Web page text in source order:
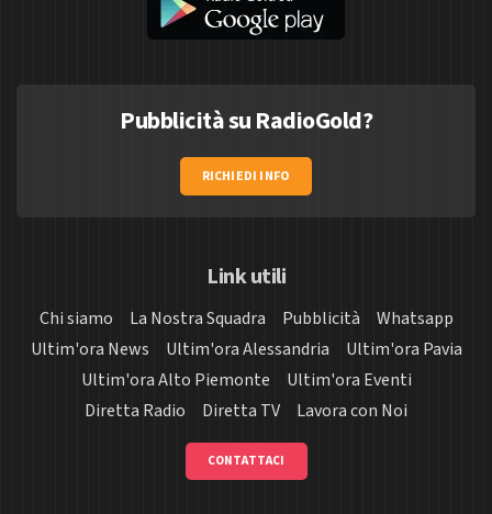
Pubblicità su RadioGold?
RICHIEDI INFO
Link utili
Chi siamo La Nostra Squadra Pubblicità
Whatsapp
Ultim'ora News
Ultim'ora Alessandria
Ultim'ora Pavia
Ultim'ora Alto Piemonte
Ultim'ora Eventi
Diretta Radio
Diretta TV Lavora con Noi
CONTATTACI